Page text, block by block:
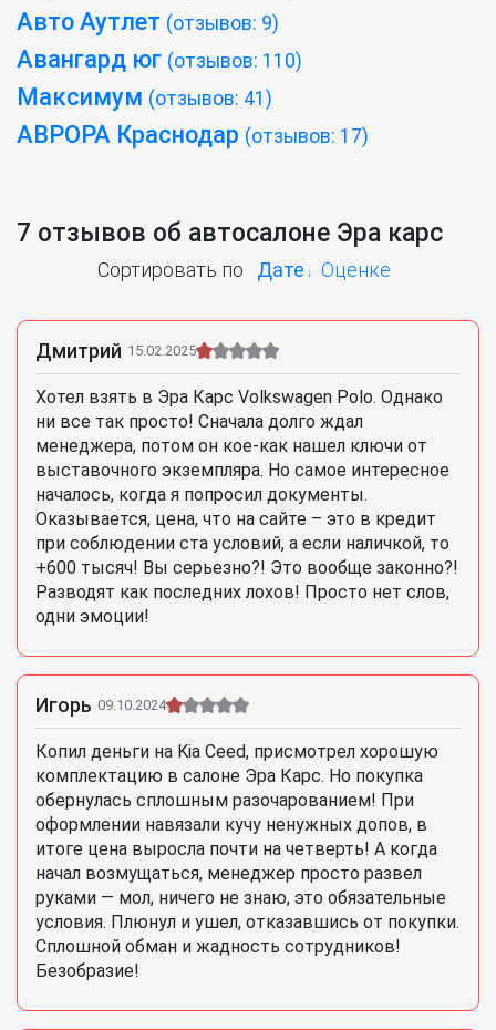
Авто Аутлет (отзывов: 9)
Авангард юг (отзывов: 110)
Максимум (отзывов: 41)
АВРОРА Краснодар (отзывов: 17)
7 отзывов об автосалоне Эра карс
Сортировать по Дате Оценке
Дмитрий 15.02.2025
Хотел взять в Эра Карс Volkswagen Polo. Однако
ни все так просто! Сначала долго ждал
менеджера, потом он кое-как нашел ключи от
выставочного экземпляра. Но самое интересное
началось, когда я попросил документы.
Оказывается, цена, что на сайте – это в кредит
при соблюдении ста условий, а если наличкой, то
+600 тысяч! Вы серьезно?! Это вообще законно?!
Разводят как последних лохов! Просто нет слов,
одни эмоции!
Игорь 09.10.2024
Копил деньги на Kia Ceed, присмотрел хорошую
комплектацию в салоне Эра Карс. Но покупка
обернулась сплошным разочарованием! При
оформлении навязали кучу ненужных допов, в
итоге цена выросла почти на четверть! А когда
начал возмущаться, менеджер просто развел
руками — мол, ничего не знаю, это обязательные
условия. Плюнул и ушел, отказавшись от покупки.
Сплошной обман и жадность сотрудников!
Безобразие!